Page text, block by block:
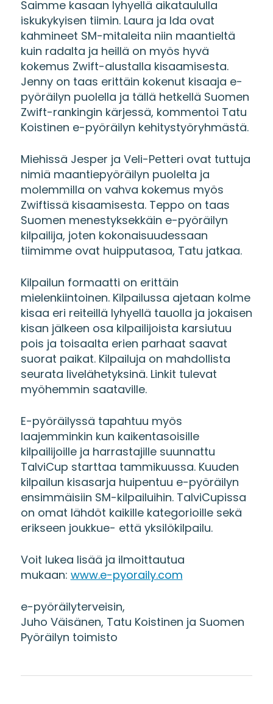
Saimme kasaan lyhyellä aikataululla
iskukykyisen tiimin. Laura ja Ida ovat
kahmineet SM-mitaleita niin maantieltä
kuin radalta ja heillä on myös hyvä
kokemus Zwift-alustalla kisaamisesta.
Jenny on taas erittäin kokenut kisaaja e-
pyöräilyn puolella ja tällä hetkellä Suomen
Zwift-rankingin kärjessä, kommentoi Tatu
Koistinen e-pyöräilyn kehitystyöryhmästä.
Miehissä Jesper ja Veli-Petteri ovat tuttuja
nimiä maantiepyöräilyn puolelta ja
molemmilla on vahva kokemus myös
Zwiftissä kisaamisesta. Teppo on taas
Suomen menestyksekkäin e-pyöräilyn
kilpailija, joten kokonaisuudessaan
tiimimme ovat huipputasoa, Tatu jatkaa.
Kilpailun formaatti on erittäin
mielenkiintoinen. Kilpailussa ajetaan kolme
kisaa eri reiteillä lyhyellä tauolla ja jokaisen
kisan jälkeen osa kilpailijoista karsiutuu
pois ja toisaalta erien parhaat saavat
suorat paikat. Kilpailuja on mahdollista
seurata livelähetyksinä. Linkit tulevat
myöhemmin saataville.
E-pyöräilyssä tapahtuu myös
laajemminkin kun kaikentasoisille
kilpailijoille ja harrastajille suunnattu
TalviCup starttaa tammikuussa. Kuuden
kilpailun kisasarja huipentuu e-pyöräilyn
ensimmäisiin SM-kilpailuihin. TalviCupissa
on omat lähdöt kaikille kategorioille sekä
erikseen joukkue- että yksilökilpailu.
Voit lukea lisää ja ilmoittautua
mukaan: www.e-pyoraily.com
e-pyöräilyterveisin,
Juho Väisänen, Tatu Koistinen ja Suomen
Pyöräilyn toimisto